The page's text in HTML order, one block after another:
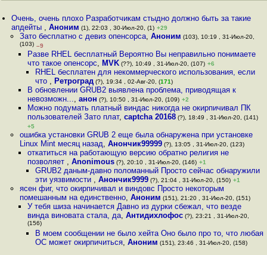
Очень, очень плохо Разработчикам стыдно должно быть за такие
апдейты ,Аноним (1), 22:03 , 30-Июл-20, (1) +29
Зато бесплатно с девиз опенсорса, Аноним (103), 10:19 , 31-Июл-20,
(103) –9
Разве RHEL бесплатный Вероятно Вы неправильно понимаете
что такое опенсорс, MVK(??), 10:49 , 31-Июл-20, (107) +6
RHEL бесплатен для некоммерческого использования, если
что , Ретроград (?), 19:34 , 02-Авг-20, (171)
В обновлении GRUB2 выявлена проблема, приводящая к
невозможн..., анон (?), 10:50 , 31-Июл-20, (109) +2
Можно подумать платный виндас никогда не окирпичивал ПК
пользователей Зато плат, captcha 20168(?), 18:49 , 31-Июл-20, (141)
+5
ошибка установки GRUB 2 еще была обнаружена при установке
Linux Mint месяц назад, Анончик99999(?), 13:05 , 31-Июл-20, (123)
откатиться на работающую версию обратно религия не
позволяет , Anonimous(?), 20:10 , 31-Июл-20, (146) +1
GRUB2 даным-давно поломанный Просто сейчас обнаружили
эти уязвимости ,Анончик9999 (?), 21:04 , 31-Июл-20, (150) +1
ясен фиг, что окирпичивал и виндовс Просто некоторым
помешанным на единственно, Аноним (151), 21:20 , 31-Июл-20, (151)
У тебя шиза начинается Давно из дурки сбежал, что везде
винда виновата стала, да, Антидихлофос(?), 23:21 , 31-Июл-20,
(156)
В моем сообщении не было хейта Оно было про то, что любая
ОС может окирпичиться,Аноним (151), 23:46 , 31-Июл-20, (158)